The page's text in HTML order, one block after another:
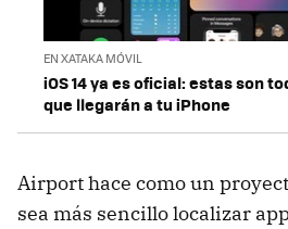
EN XATAKA MÓVIL
iOS 14 ya es oficial: estas son
que llegarán a tu iPhone
Airport hace como un
sea más sencillo localizar